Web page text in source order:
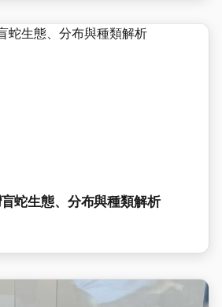
蛇生態、分布與種類解析